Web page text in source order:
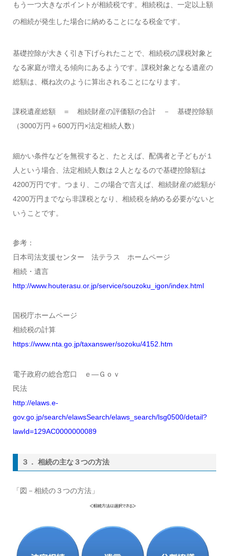
もう一つ大きなポイントが相続税です。相続税は、一定以上額
の相続が発生した場合に納めることになる税金です。
基礎控除が大きく引き下げられたことで、相続税の課税対象と
なる家庭が増える傾向にあるようです。課税対象となる遺産の
総額は、概ね次のように算出されることになります。
課税遺産総額 ＝ 相続財産の評価額の合計 － 基礎控除額
（3000万円＋600万円×法定相続人数）
細かい条件などを無視すると、たとえば、配偶者と子どもが１
人という場合、法定相続人数は２人となるので基礎控除額は
4200万円です。つまり、この場合で言えば、相続財産の総額が
4200万円までなら非課税となり、相続税を納める必要がないと
いうことです。
参考：
日本司法支援センター 法テラス ホームページ
相続・遺言
http://www.houterasu.or.jp/service/souzoku_igon/index.html
国税庁ホームページ
相続税の計算
https://www.nta.go.jp/taxanswer/sozoku/4152.htm
電子政府の総合窓口 ｅ―Ｇｏｖ
民法
http://elaws.e-
gov.go.jp/search/elawsSearch/elaws_search/lsg0500/detail?
lawId=129AC0000000089
３． 相続の主な３つの方法
「図－相続の３つの方法」